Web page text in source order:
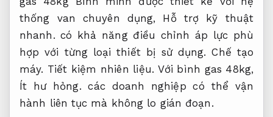
thống van chuyên dụng, Hỗ trợ kỹ thuật
nhanh. có khả năng điều chỉnh áp lực phù
hợp với từng loại thiết bị sử dụng.Chế tạo
máy. Tiết kiệm nhiên liệu. Với bình gas 48kg,
Ít hư hỏng. các doanh nghiệp có thể vận
hành liên tục mà không lo gián đoạn.